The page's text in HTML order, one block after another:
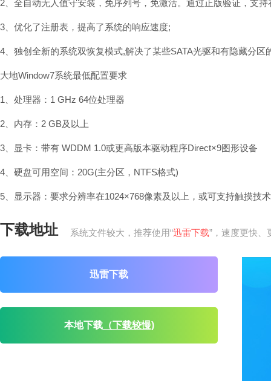
2、全自动无人值守安装，免序列号，免激活。通过正版验证，支持
3、优化了注册表，提高了系统的响应速度;
4、独创全新的系统双恢复模式,解决了某些SATA光驱和有隐藏分区
大地Window7系统最低配置要求
1、处理器：1 GHz 64位处理器
2、内存：2 GB及以上
3、显卡：带有 WDDM 1.0或更高版本驱动程序Direct×9图形设备
4、硬盘可用空间：20G(主分区，NTFS格式)
5、显示器：要求分辨率在1024×768像素及以上，或可支持触摸技
下载地址 系统文件较大，推荐使用“迅雷下载”，速度更快、
迅雷下载
本地下载（下载较慢)